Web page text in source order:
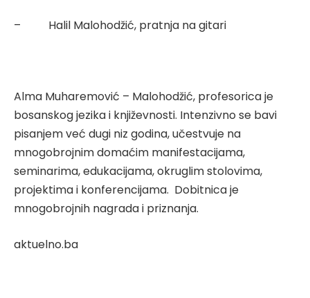
– Halil Malohodžić, pratnja na gitari
Alma Muharemović – Malohodžić, profesorica je
bosanskog jezika i književnosti. Intenzivno se bavi
pisanjem već dugi niz godina, učestvuje na
mnogobrojnim domaćim manifestacijama,
seminarima, edukacijama, okruglim stolovima,
projektima i konferencijama. Dobitnica je
mnogobrojnih nagrada i priznanja.
aktuelno.ba